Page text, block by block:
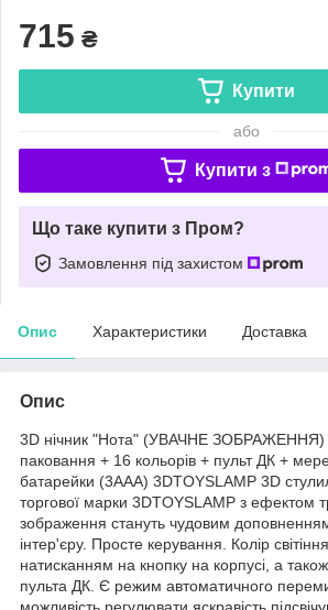
715 ₴
Купити
або
Купити з
Що таке купити з Пром?
Замовлення під захистом
Опис Характеристики Доставка
Опис
3D нічник "Нота" (УВАЧНЕ ЗОБРАЖЕННЯ)
паковання + 16 кольорів + пульт ДК +
батарейки (3ААА) 3DTOYSLAMP 3D
торгової марки 3DTOYSLAMP з ефектом
зображення стануть чудовим
інтер'єру. Просте керування. Колір
натисканням на кнопку на корпусі, а
пульта ДК. Є режим автоматичного
можливість регулювати яскравість